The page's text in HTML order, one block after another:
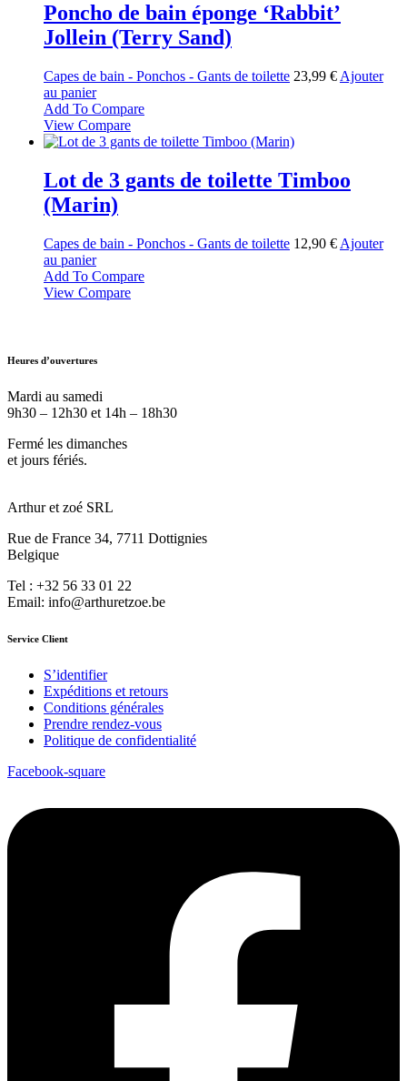
Poncho de bain éponge ‘Rabbit’
Jollein (Terry Sand)
Capes de bain - Ponchos - Gants de toilette 23,99 € Ajouter
au panier
Add To Compare
View Compare
Lot de 3 gants de toilette Timboo
(Marin)
Capes de bain - Ponchos - Gants de toilette 12,90 € Ajouter
au panier
Add To Compare
View Compare
Heures d’ouvertures
Mardi au samedi
9h30 – 12h30 et 14h – 18h30
Fermé les dimanches
et jours fériés.
Arthur et zoé SRL
Rue de France 34, 7711 Dottignies
Belgique
Tel : +32 56 33 01 22
Email: info@arthuretzoe.be
Service Client
S’identifier
Expéditions et retours
Conditions générales
Prendre rendez-vous
Politique de confidentialité
Facebook-square